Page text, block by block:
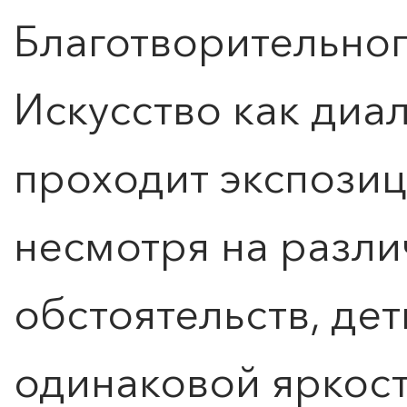
Искусство как
проходит
несмотря на
обстоятельств,
одинаковой